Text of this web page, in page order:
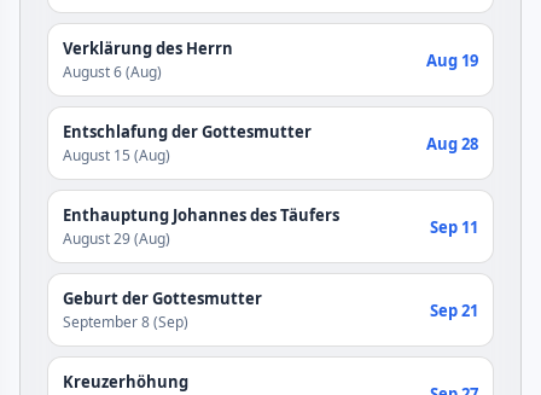
Verklärung des Herrn
August 6 (Aug)
Aug 19
Entschlafung der Gottesmutter
August 15 (Aug)
Aug 28
Enthauptung Johannes des Täufers
August 29 (Aug)
Sep 11
Geburt der Gottesmutter
September 8 (Sep)
Sep 21
Kreuzerhöhung